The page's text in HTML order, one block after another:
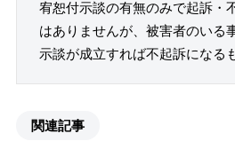
宥恕付示談の有無のみで起訴・
はありませんが、被害者のいる
示談が成立すれば不起訴になる
関連記事